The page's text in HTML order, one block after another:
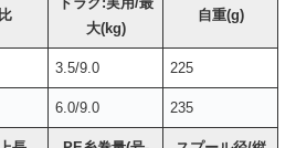
大(kg)
自重(g)
3.5/9.0 225
6.0/9.0 235